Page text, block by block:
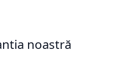
noastră